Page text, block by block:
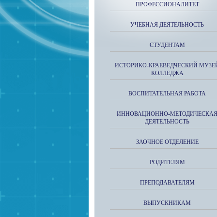
ПРОФЕССИОНАЛИТЕТ
УЧЕБНАЯ ДЕЯТЕЛЬНОСТЬ
СТУДЕНТАМ
ИСТОРИКО-КРАЕВЕДЧЕСКИЙ
КОЛЛЕДЖА
ВОСПИТАТЕЛЬНАЯ РАБОТА
ИННОВАЦИОННО-МЕТОДИЧЕСКАЯ
ДЕЯТЕЛЬНОСТЬ
ЗАОЧНОЕ ОТДЕЛЕНИЕ
РОДИТЕЛЯМ
ПРЕПОДАВАТЕЛЯМ
ВЫПУСКНИКАМ